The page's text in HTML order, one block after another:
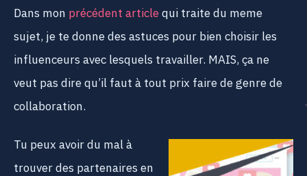
Dans mon précédent articlequi traite du meme
sujet, je te donne des astuces pour bien choisir les
influenceurs avec lesquels travailler. MAIS, ça ne
veut pas dire qu’il faut à tout prix faire de genre de
collaboration.
Tu peux avoir du mal à
trouver des partenaires en